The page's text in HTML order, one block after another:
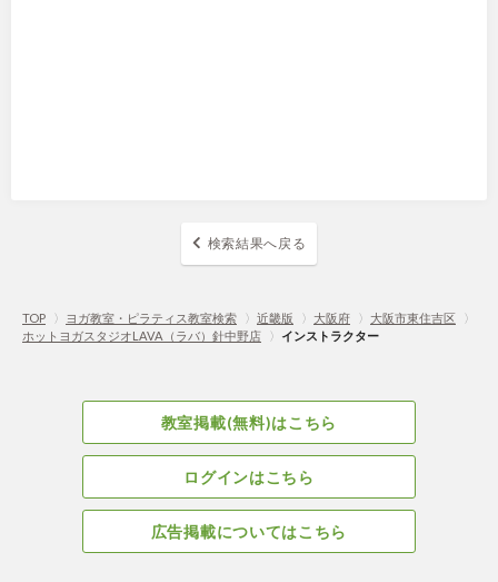
検索結果へ戻る
TOP 〉 ヨガ教室・ピラティス教室検索 〉 近畿版 〉 大阪府 〉 大阪市東住吉区
〉
ホットヨガスタジオLAVA（ラバ）針中野店
〉 インストラクター
教室掲載(無料)はこちら
ログインはこちら
広告掲載についてはこちら